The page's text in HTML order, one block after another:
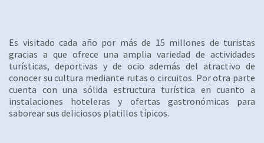
Es visitado cada año por más de 15 millones de turistas
gracias a que ofrece una amplia variedad de actividades
turísticas, deportivas y de ocio además del atractivo de
conocer su cultura mediante rutas o circuitos. Por otra parte
cuenta con una sólida estructura turística en cuanto a
instalaciones hoteleras y ofertas gastronómicas para
saborear sus deliciosos platillos típicos.